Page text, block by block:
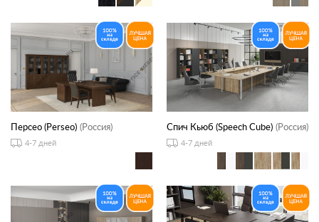
Персео (Perseo) (Россия)
4-7 дней
Спич Кьюб (Speech Cube) (Россия)
4-7 дней